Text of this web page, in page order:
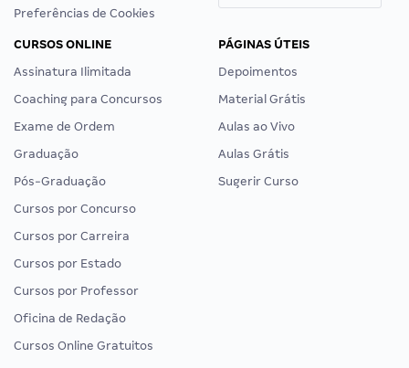
Preferências de Cookies
CURSOS ONLINE
Assinatura Ilimitada
Coaching para Concursos
Exame de Ordem
Graduação
Pós-Graduação
Cursos por Concurso
Cursos por Carreira
Cursos por Estado
Cursos por Professor
Oficina de Redação
Cursos Online Gratuitos
PÁGINAS ÚTEIS
Depoimentos
Material Grátis
Aulas ao Vivo
Aulas Grátis
Sugerir Curso